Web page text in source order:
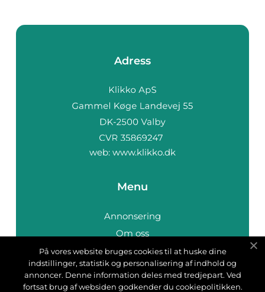
Adress
web: www.klikko.dk
Menu
Annonsering
Om oss
Cookies
Kontakta oss
Sitemap
På vores website bruges cookies til at huske dine
indstillinger, statistik og personalisering af indhold og
annoncer. Denne information deles med tredjepart. Ved
fortsat brug af websiden godkender du cookiepolitikken.